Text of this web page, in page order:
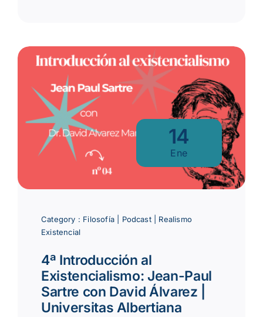
14
Ene
Category : Filosofía| Podcast| Realismo
Existencial
4ª Introducción al
Existencialismo: Jean-Paul
Sartre con David Álvarez |
Universitas Albertiana